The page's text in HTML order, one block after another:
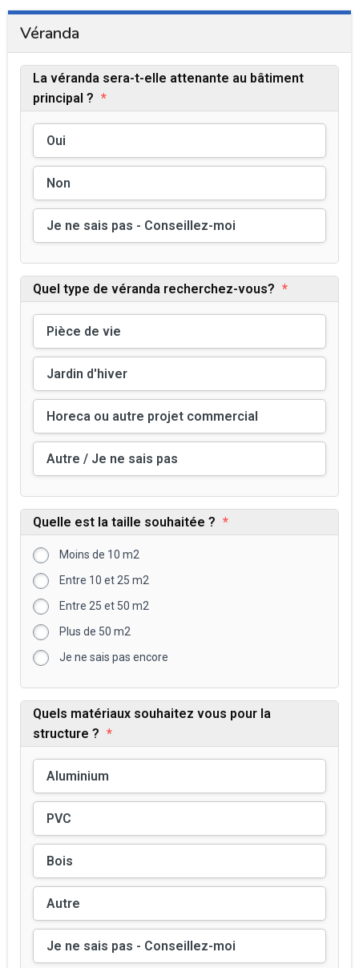
Véranda
La véranda sera-t-elle attenante au bâtiment
principal ? *
Oui
Non
Je ne sais pas - Conseillez-moi
Quel type de véranda recherchez-vous? *
Pièce de vie
Jardin d'hiver
Horeca ou autre projet commercial
Autre / Je ne sais pas
Quelle est la taille souhaitée ? *
Moins de 10 m2
Entre 10 et 25 m2
Entre 25 et 50 m2
Plus de 50 m2
Je ne sais pas encore
Quels matériaux souhaitez vous pour la
structure ? *
Aluminium
PVC
Bois
Autre
Je ne sais pas - Conseillez-moi